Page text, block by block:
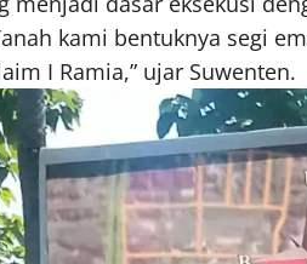
kami bentuknya segi
I Ramia,” ujar Suwenten.